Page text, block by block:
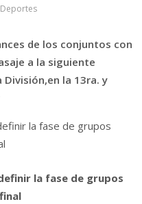
Deportes
de los conjuntos con
a la siguiente
la 13ra. y
la fase de grupos